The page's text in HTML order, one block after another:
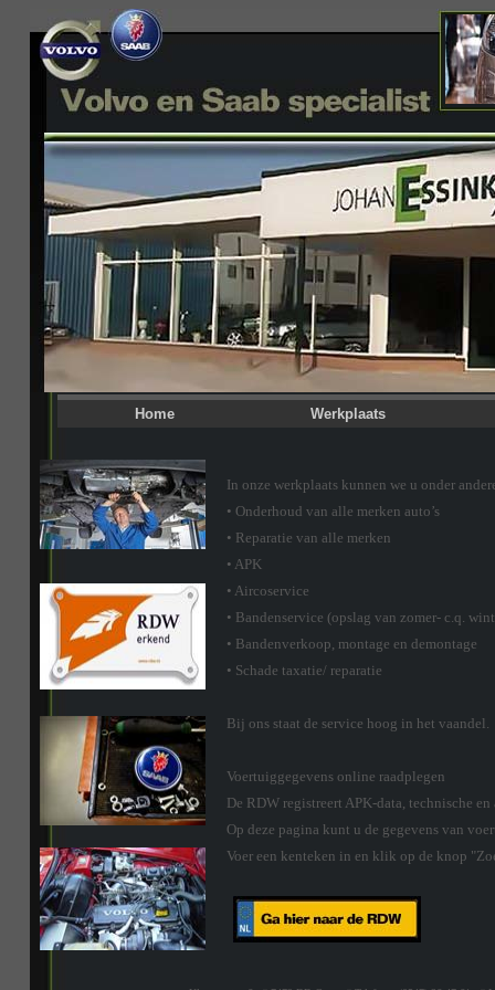
Home Werkplaats
In onze werkplaats kunnen we u onder
• Onderhoud van alle merken auto’s
• Reparatie van alle merken
• APK
• Aircoservice
• Bandenservice (opslag van zomer- c.q.
• Bandenverkoop, montage en demontage
• Schade taxatie/ reparatie
Bij ons staat de service hoog in het vaandel.
Voertuiggegevens online raadplegen
De RDW registreert APK-data, technische
Op deze pagina kunt u de gegevens van
Voer een kenteken in en klik op de knop